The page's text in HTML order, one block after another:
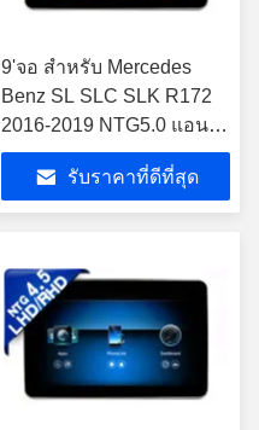
9'จอ สําหรับ Mercedes
Benz SL SLC SLK R172
2016-2019 NTG5.0 แอน
ดรอยด์ มัลติมีเดีย เพลย์
รับราคาที่ดีที่สุด